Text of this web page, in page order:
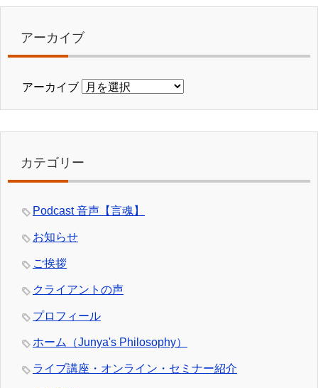
アーカイブ
アーカイブ
カテゴリー
Podcast 音声【言魂】
お知らせ
ご挨拶
クライアントの声
プロフィール
ホーム（Junya's Philosophy）
ライブ講座・オンライン・セミナー紹介